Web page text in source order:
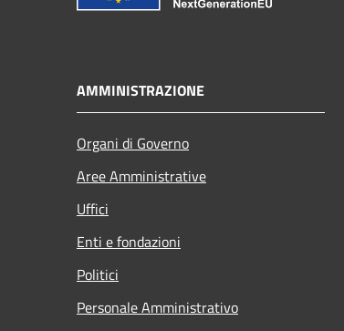
AMMINISTRAZIONE
Organi di Governo
Aree Amministrative
Uffici
Enti e fondazioni
Politici
Personale Amministrativo